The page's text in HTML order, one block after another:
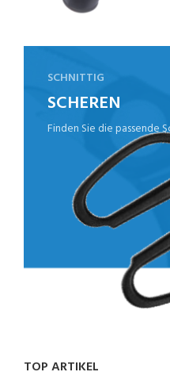
SCHNITTIG
SCHEREN
Finden Sie die passende
TOP ARTIKEL